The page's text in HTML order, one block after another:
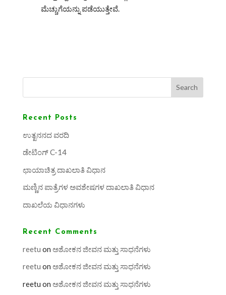
ಮೆಚ್ಚುಗೆಯನ್ನು ಪಡೆಯುತ್ತೇವೆ.
Search
Recent Posts
ಉತ್ಖನನದ ವರದಿ
ಡೇಟಿಂಗ್ C-14
ಛಾಯಾಚಿತ್ರ ದಾಖಲಾತಿ ವಿಧಾನ
ಮಣ್ಣಿನ ಪಾತ್ರೆಗಳ ಅವಶೇಷಗಳ ದಾಖಲಾತಿ ವಿಧಾನ
ದಾಖಲೆಯ ವಿಧಾನಗಳು
Recent Comments
reetu on ಅಶೋಕನ ಜೀವನ ಮತ್ತು ಸಾಧನೆಗಳು
reetu on ಅಶೋಕನ ಜೀವನ ಮತ್ತು ಸಾಧನೆಗಳು
reetu on ಅಶೋಕನ ಜೀವನ ಮತ್ತು ಸಾಧನೆಗಳು